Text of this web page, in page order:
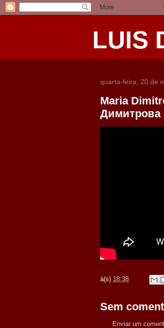
LUIS
quarta-feira, 20 de
Maria
Димитрова
à(s) 18:38
Sem
Enviar um